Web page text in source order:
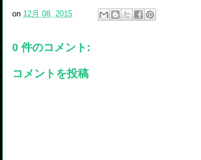
on 12月 08, 2015
0 件のコメント:
コメントを投稿